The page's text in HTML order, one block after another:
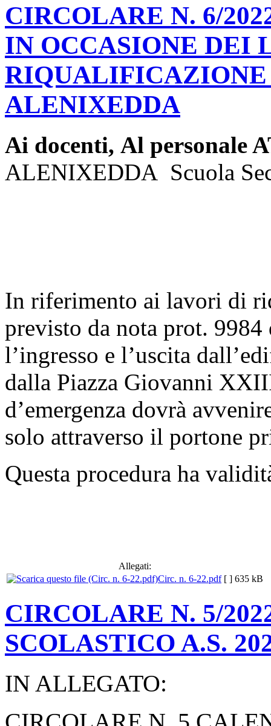
CIRCOLARE N. 6/
IN OCCASIONE DEI
RIQUALIFICAZIONE
ALENIXEDDA
Ai docenti, Al personale
ALENIXEDDA Scuola
In riferimento ai lavori di
previsto da nota prot.
l’ingresso e l’uscita
dalla Piazza Giovanni
d’emergenza dovrà
solo attraverso il portone
Questa procedura ha
Allegati:
Circ. n. 6-22.pdf [ ] 635 kB
CIRCOLARE N. 5/
SCOLASTICO A.S.
IN ALLEGATO: